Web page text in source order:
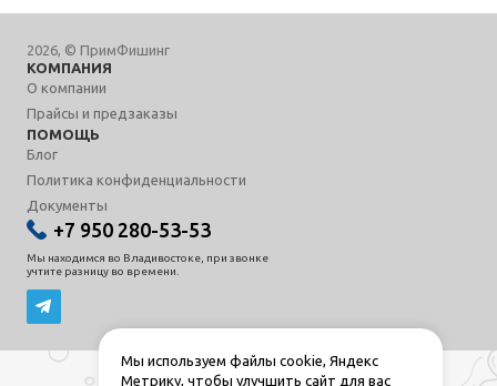
2026, © ПримФишинг
КОМПАНИЯ
О компании
Прайсы и предзаказы
ПОМОЩЬ
Блог
Политика конфиденциальности
Документы
+7 950 280-53-53
Мы находимся во Владивостоке, при звонке
учтите разницу во времени.
Мы используем файлы cookie, Яндекс
Метрику, чтобы улучшить сайт для вас